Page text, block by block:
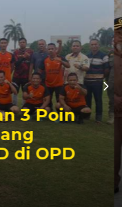
Hadiri
Provinsi